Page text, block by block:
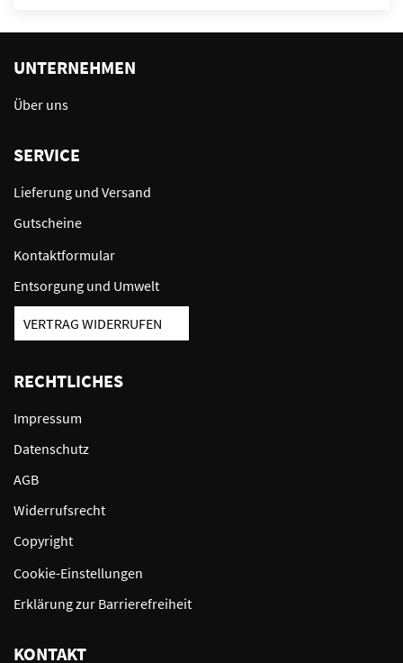
UNTERNEHMEN
Über uns
SERVICE
Lieferung und Versand
Gutscheine
Kontaktformular
Entsorgung und Umwelt
VERTRAG WIDERRUFEN
RECHTLICHES
Impressum
Datenschutz
AGB
Widerrufsrecht
Copyright
Cookie-Einstellungen
Erklärung zur Barrierefreiheit
KONTAKT